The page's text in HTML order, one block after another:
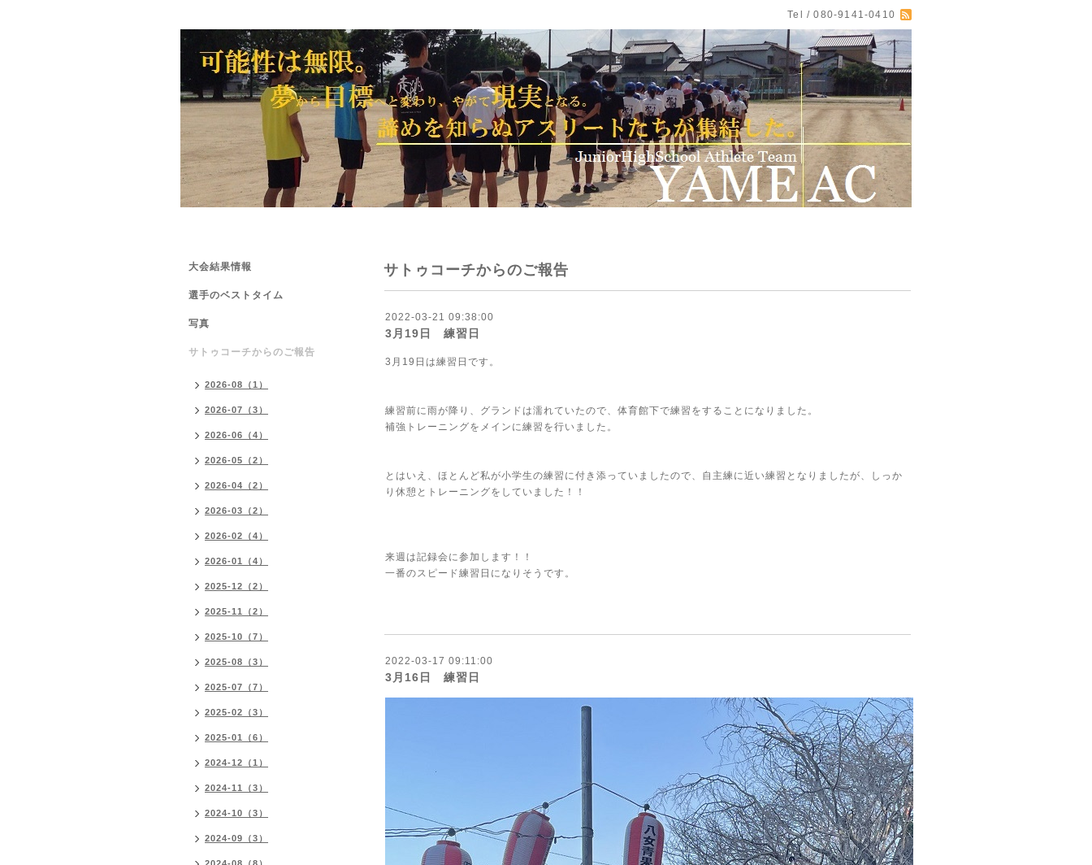
Tel / 080-9141-0410
サトゥコーチからのご報告
2022-03-21 09:38:00
3月19日 練習日
3月19日は練習日です。
練習前に雨が降り、グランドは濡れていたので、体育館下で練習をすることになりました。
補強トレーニングをメインに練習を行いました。
とはいえ、ほとんど私が小学生の練習に付き添っていましたので、自主練に近い練習となりましたが、しっか
り休憩とトレーニングをしていました！！
来週は記録会に参加します！！
一番のスピード練習日になりそうです。
2022-03-17 09:11:00
3月16日 練習日
大会結果情報
選手のベストタイム
写真
サトゥコーチからのご報告
2026-08（1）
2026-07（3）
2026-06（4）
2026-05（2）
2026-04（2）
2026-03（2）
2026-02（4）
2026-01（4）
2025-12（2）
2025-11（2）
2025-10（7）
2025-08（3）
2025-07（7）
2025-02（3）
2025-01（6）
2024-12（1）
2024-11（3）
2024-10（3）
2024-09（3）